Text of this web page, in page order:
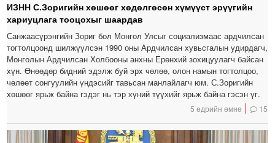
ИЗНН С.Зоригийн хөшөөг хөдөлгөсөн хүмүүст эрүүгийн
хариуцлага тооцохыг шаардав
Санжаасүрэнгийн Зориг бол Монгол Улсыг социализмаас ардчилсан
тогтолцоонд шилжүүлсэн 1990 оны Ардчилсан хувьсгалын удирдагч,
Монголын Ардчилсан Холбооны анхны Ерөнхий зохицуулагч байсан
хүн. Өнөөдөр бидний эдэлж буй эрх чөлөө, олон намын тогтолцоо,
чөлөөт сонгуулийн үндэсийг тавьсан манлайлагч юм. С.Зоригийн
хөшөөг ярьж байна гэдэг нь тэр хүний түүхийг ярьж байна гэсэн үг.
5 өдрийн өмнө 15